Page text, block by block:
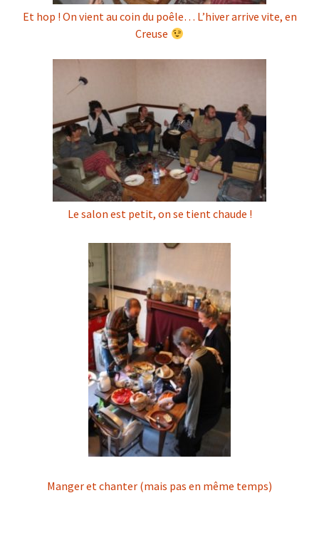
Et hop ! On vient au coin du poêle… L’hiver arrive vite, en
Creuse
Le salon est petit, on se tient chaude !
Manger et chanter (mais pas en même temps)